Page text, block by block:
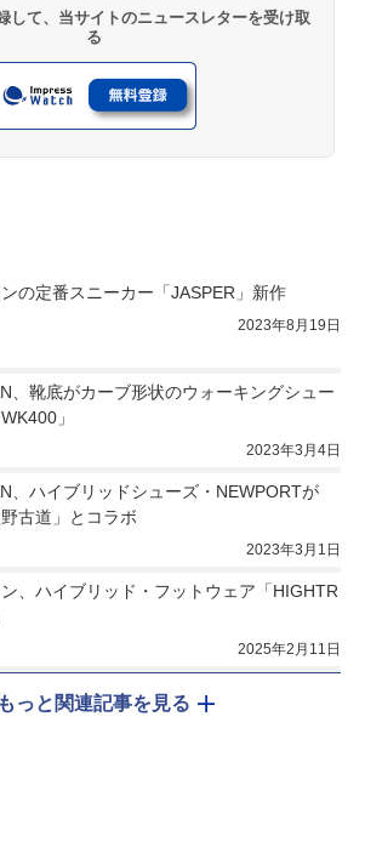
して、当サイトのニュースレターを受け取
る
の定番スニーカー「JASPER」新作
2023年8月19日
、靴底がカーブ形状のウォーキングシュー
」
2023年3月4日
、ハイブリッドシューズ・NEWPORTが
野古道」とコラボ
2023年3月1日
、ハイブリッド・フットウェア「HIGHTR
2025年2月11日
もっと関連記事を見る